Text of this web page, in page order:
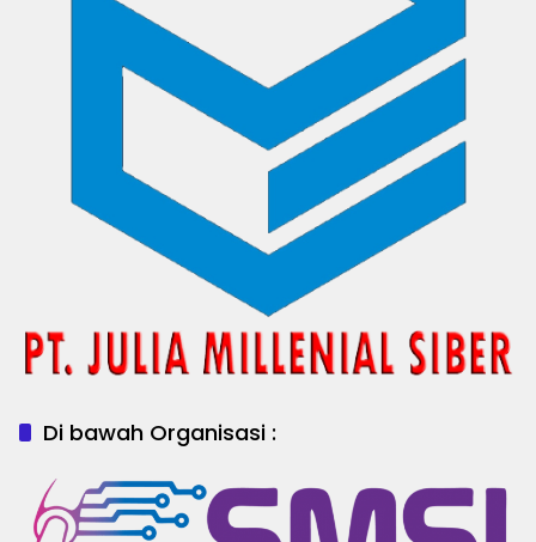
Di bawah Organisasi :